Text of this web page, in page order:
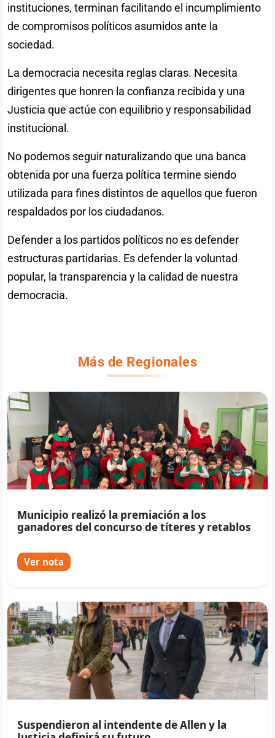
instituciones, terminan facilitando el incumplimiento
de compromisos políticos asumidos ante la
sociedad.
La democracia necesita reglas claras. Necesita
dirigentes que honren la confianza recibida y una
Justicia que actúe con equilibrio y responsabilidad
institucional.
No podemos seguir naturalizando que una banca
obtenida por una fuerza política termine siendo
utilizada para fines distintos de aquellos que fueron
respaldados por los ciudadanos.
Defender a los partidos políticos no es defender
estructuras partidarias. Es defender la voluntad
popular, la transparencia y la calidad de nuestra
democracia.
Más de Regionales
Municipio realizó la premiación a los
ganadores del concurso de títeres y retablos
Ver nota
Suspendieron al intendente de Allen y la